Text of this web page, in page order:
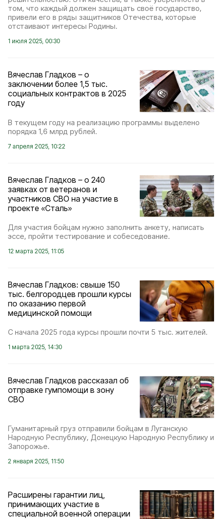
том, что каждый должен защищать своё государство,
привели его в ряды защитников Отечества, которые
отстаивают интересы Родины.
1 июля 2025, 00:30
Вячеслав Гладков – о
заключении более 1,5 тыс.
социальных контрактов в 2025
году
В текущем году на реализацию программы выделено
порядка 1,6 млрд рублей.
7 апреля 2025, 10:22
Вячеслав Гладков – о 240
заявках от ветеранов и
участников СВО на участие в
проекте «Сталь»
Для участия бойцам нужно заполнить анкету, написать
эссе, пройти тестирование и собеседование.
12 марта 2025, 11:05
Вячеслав Гладков: свыше 150
тыс. белгородцев прошли курсы
по оказанию первой
медицинской помощи
С начала 2025 года курсы прошли почти 5 тыс. жителей.
1 марта 2025, 14:30
Вячеслав Гладков рассказал об
отправке гумпомощи в зону
СВО
Гуманитарный груз отправили бойцам в Луганскую
Народную Республику, Донецкую Народную Республику и
Запорожье.
2 января 2025, 11:50
Расширены гарантии лиц,
принимающих участие в
специальной военной операции